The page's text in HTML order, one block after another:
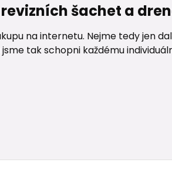
šachet a
na internetu. Nejme tedy jen
tak schopni každému